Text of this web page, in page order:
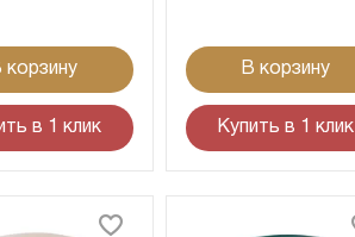
корзину
в 1 клик
В корзину
Купить в 1 клик